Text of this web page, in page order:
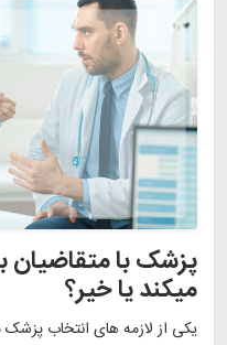
پزشک با متقاضیان
میکند یا خیر؟
یکی از لازمه های انتخاب